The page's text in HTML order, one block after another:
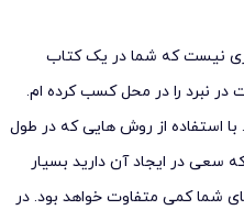
نیست که شما در یک کتاب
در نبرد را در محل کسب کرده ام.
استفاده از روش هایی که در طول
سعی در ایجاد آن دارید بسیار
شما کمی متفاوت خواهد بود. در